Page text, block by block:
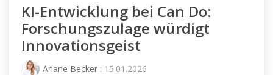
KI-Entwicklung bei Can Do:
Forschungszulage würdigt
Innovationsgeist
Ariane Becker : 15.01.2026